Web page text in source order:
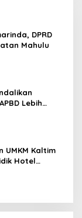
DPRD
Mahulu
Lebih
UMKM Kaltim
Hotel